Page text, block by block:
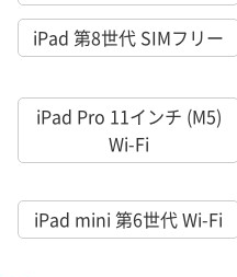
iPad 第8世代 SIMフリー
iPad Pro 11インチ (M5)
Wi-Fi
iPad mini 第6世代 Wi-Fi